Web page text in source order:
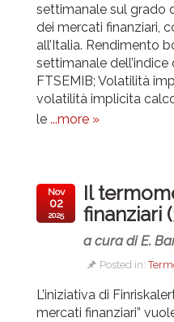
settimanale sul grado
dei mercati finanziari,
all’Italia. Rendimento
settimanale
FTSEMIB; Volatilità
volatilità implicita
le ...more »
Il
finanziari
a cura di E.
Posted in:
Nov
02
2025
L’iniziativa di
mercati finanziari”